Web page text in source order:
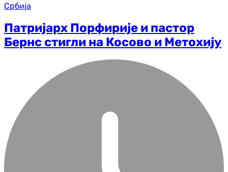
Србија
Патријарх Порфирије и пастор
Бернс стигли на Косово и Метохију